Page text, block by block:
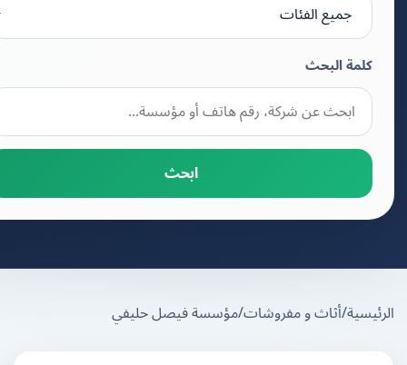
كلمة البحث
ابحث
/أثاث و مفروشات/مؤسسة فيصل حليفي